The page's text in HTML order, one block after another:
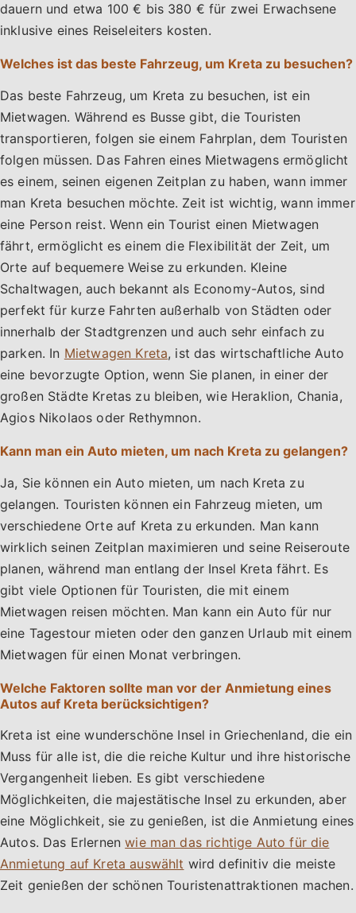
dauern und etwa 100 € bis 380 € für zwei Erwachsene
inklusive eines Reiseleiters kosten.
Welches ist das beste Fahrzeug, um Kreta zu besuchen?
Das beste Fahrzeug, um Kreta zu besuchen, ist ein
Mietwagen. Während es Busse gibt, die Touristen
transportieren, folgen sie einem Fahrplan, dem Touristen
folgen müssen. Das Fahren eines Mietwagens ermöglicht
es einem, seinen eigenen Zeitplan zu haben, wann immer
man Kreta besuchen möchte. Zeit ist wichtig, wann immer
eine Person reist. Wenn ein Tourist einen Mietwagen
fährt, ermöglicht es einem die Flexibilität der Zeit, um
Orte auf bequemere Weise zu erkunden. Kleine
Schaltwagen, auch bekannt als Economy-Autos, sind
perfekt für kurze Fahrten außerhalb von Städten oder
innerhalb der Stadtgrenzen und auch sehr einfach zu
parken. In Mietwagen Kreta, ist das wirtschaftliche Auto
eine bevorzugte Option, wenn Sie planen, in einer der
großen Städte Kretas zu bleiben, wie Heraklion, Chania,
Agios Nikolaos oder Rethymnon.
Kann man ein Auto mieten, um nach Kreta zu gelangen?
Ja, Sie können ein Auto mieten, um nach Kreta zu
gelangen. Touristen können ein Fahrzeug mieten, um
verschiedene Orte auf Kreta zu erkunden. Man kann
wirklich seinen Zeitplan maximieren und seine Reiseroute
planen, während man entlang der Insel Kreta fährt. Es
gibt viele Optionen für Touristen, die mit einem
Mietwagen reisen möchten. Man kann ein Auto für nur
eine Tagestour mieten oder den ganzen Urlaub mit einem
Mietwagen für einen Monat verbringen.
Welche Faktoren sollte man vor der Anmietung eines
Autos auf Kreta berücksichtigen?
Kreta ist eine wunderschöne Insel in Griechenland, die ein
Muss für alle ist, die die reiche Kultur und ihre historische
Vergangenheit lieben. Es gibt verschiedene
Möglichkeiten, die majestätische Insel zu erkunden, aber
eine Möglichkeit, sie zu genießen, ist die Anmietung eines
Autos. Das Erlernenwie man das richtige Auto für die
Anmietung auf Kreta auswählt wird definitiv die meiste
Zeit genießen der schönen Touristenattraktionen machen.